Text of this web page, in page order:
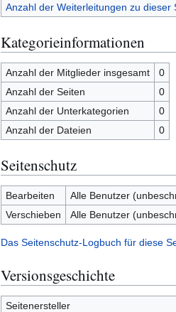
Anzahl der Weiterleitungen zu dieser
Kategorieinformationen
Anzahl der Mitglieder insgesamt
0
Anzahl der Seiten
0
Anzahl der Unterkategorien
0
Anzahl der Dateien
0
Seitenschutz
Bearbeiten
Alle Benutzer
Verschieben
Alle Benutzer
Das Seitenschutz-Logbuch für diese
Versionsgeschichte
Seitenersteller